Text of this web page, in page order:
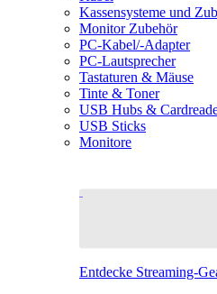
Kassensysteme und
Monitor Zubehör
PC-Kabel/-Adapter
PC-Lautsprecher
Tastaturen & Mäuse
Tinte & Toner
USB Hubs &
USB Sticks
Monitore
Entdecke Streaming-